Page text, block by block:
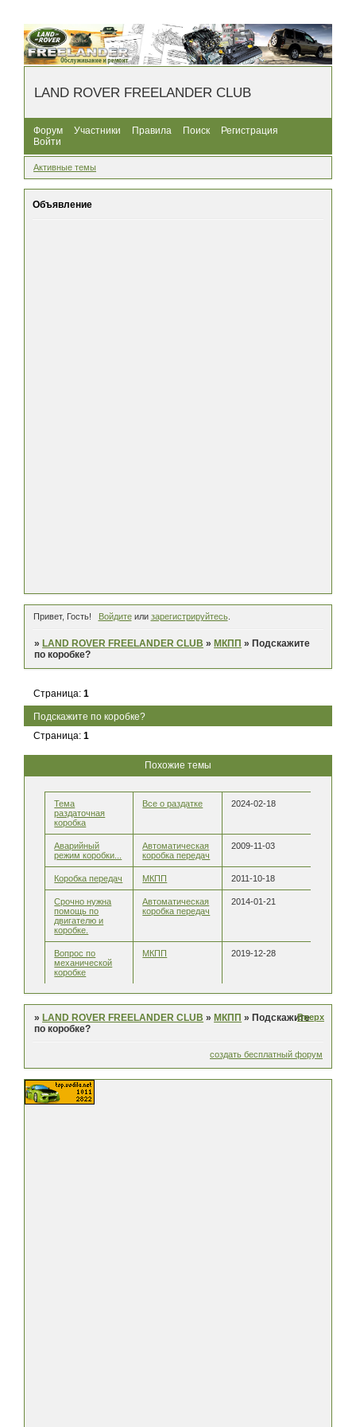
LAND ROVER FREELANDER CLUB
Форум Участники Правила Поиск
Регистрация
Войти
Активные темы
Объявление
Привет, Гость! Войдитеили зарегистрируйтесь.
» LAND ROVER FREELANDER CLUB » МКПП » Подскажите
по коробке?
Подскажите по коробке?
Страница:1
Страница:1
Похожие темы
Тема
раздаточная
коробка
Все о раздатке 2024-02-18
Аварийный
режим коробки...
Автоматическая
коробка передач
2009-11-03
Коробка передач МКПП 2011-10-18
Срочно нужна
помощь по
двигателю и
коробке.
Автоматическая
коробка передач
2014-01-21
Вопрос по
механической
коробке
МКПП 2019-12-28
» LAND ROVER FREELANDER CLUB » МКПП » Подскажите
по коробке?
Вверх
создать бесплатный форум